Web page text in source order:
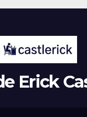
Erick